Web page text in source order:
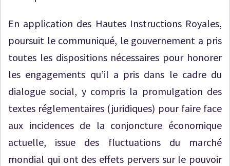
En application des Hautes Instructions Royales,
poursuit le communiqué, le gouvernement a pris
toutes les dispositions nécessaires pour honorer
les engagements qu’il a pris dans le cadre du
dialogue social, y compris la promulgation des
textes réglementaires (juridiques) pour faire face
aux incidences de la conjoncture économique
actuelle, issue des fluctuations du marché
mondial qui ont des effets pervers sur le pouvoir